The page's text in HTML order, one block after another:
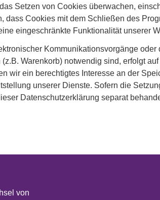
Setzen von Cookies überwachen,
dass Cookies mit dem Schließen des
eingeschränkte Funktionalität unserer
Kommunikationsvorgänge oder
Warenkorb) notwendig sind, erfolgt
wir ein berechtigtes Interesse an der
unserer Dienste. Sofern die
Datenschutzerklärung separat
von